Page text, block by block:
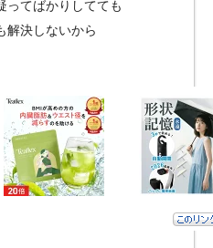
ってばかりしてても
解決しないから